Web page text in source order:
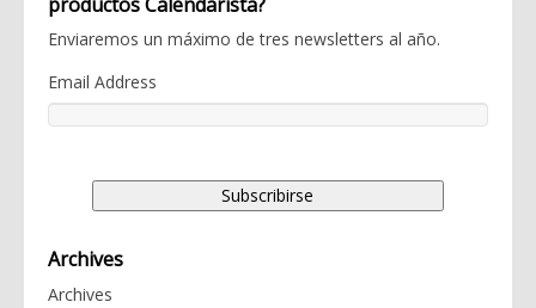
Enviaremos un máximo de tres newsletters al año.
Email Address
Archives
Archives